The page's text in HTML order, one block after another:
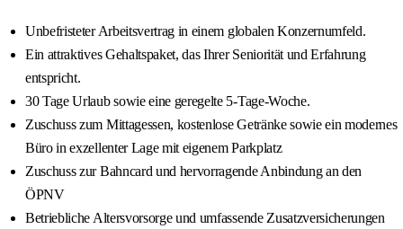
Unbefristeter Arbeitsvertrag in einem globalen Konzernumfeld.
Ein attraktives Gehaltspaket, das Ihrer Seniorität und Erfahrung
entspricht.
30 Tage Urlaub sowie eine geregelte 5-Tage-Woche.
Zuschuss zum Mittagessen, kostenlose Getränke sowie ein modernes
Büro in exzellenter Lage mit eigenem Parkplatz
Zuschuss zur Bahncard und hervorragende Anbindung an den
ÖPNV
Betriebliche Altersvorsorge und umfassende Zusatzversicherungen